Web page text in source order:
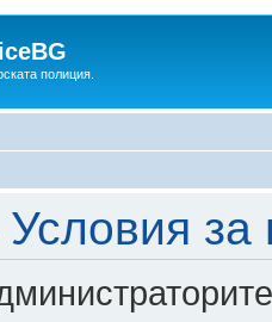
полиция.
за